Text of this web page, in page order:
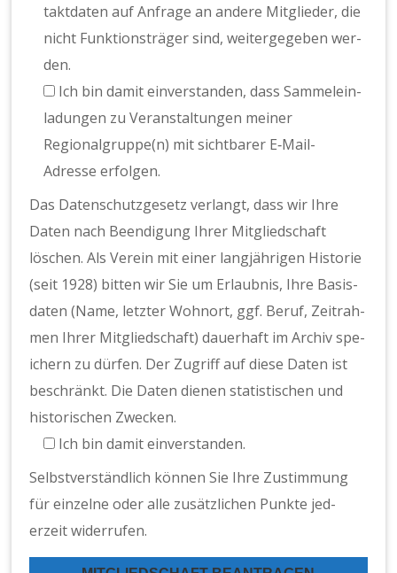
tak­t­dat­en auf Anfrage an andere Mit­glieder, die
nicht Funk­tion­sträger sind, weit­ergegeben wer­
den.
Ich bin damit ein­ver­standen, dass Sam­melein­
ladun­gen zu Ver­anstal­tun­gen mein­er
Regionalgruppe(n) mit sicht­bar­er E‑Mail-
Adresse erfol­gen.
Das Daten­schutzge­setz ver­langt, dass wir Ihre
Dat­en nach Beendi­gung Ihrer Mit­glied­schaft
löschen. Als Vere­in mit ein­er langjähri­gen His­to­rie
(seit 1928) bit­ten wir Sie um Erlaub­nis, Ihre Basis­
dat­en (Name, let­zter Wohnort, ggf. Beruf, Zeitrah­
men Ihrer Mit­glied­schaft) dauer­haft im Archiv spe­
ich­ern zu dür­fen. Der Zugriff auf diese Dat­en ist
beschränkt. Die Dat­en dienen sta­tis­tis­chen und
his­torischen Zweck­en.
Ich bin damit ein­ver­standen.
Selb­stver­ständlich kön­nen Sie Ihre Zus­tim­mung
für einzelne oder alle zusät­zlichen Punk­te jed­
erzeit wider­rufen.